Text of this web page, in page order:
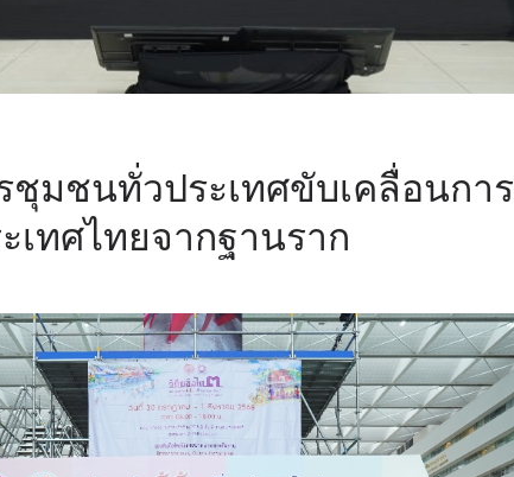
มชนทั่วประเทศขับเคลื่อนการ
เทศไทยจากฐานราก